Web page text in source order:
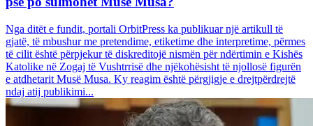
Nga ditët e fundit, portali OrbitPress ka publikuar një artikull të
gjatë, të mbushur me pretendime, etiketime dhe interpretime, përmes
të cilit është përpjekur të diskreditojë nismën për ndërtimin e Kishës
Katolike në Zogaj të Vushtrrisë dhe njëkohësisht të njollosë figurën
e atdhetarit Musë Musa. Ky reagim është përgjigje e drejtpërdrejtë
ndaj atij publikimi...